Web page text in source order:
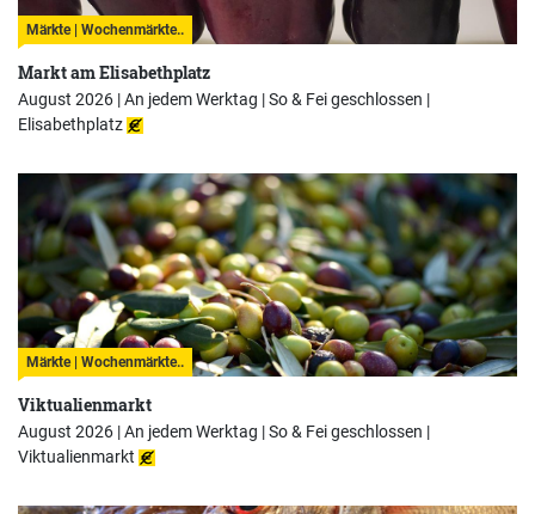
Märkte | Wochenmärkte..
Markt am Elisabethplatz
August 2026 | An jedem Werktag | So & Fei geschlossen |
Elisabethplatz
Märkte | Wochenmärkte..
Viktualienmarkt
August 2026 | An jedem Werktag | So & Fei geschlossen |
Viktualienmarkt